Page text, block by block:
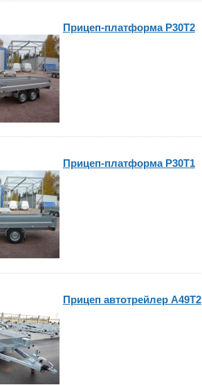
Прицеп-платформа P30T2
Прицеп-платформа P30T1
Прицеп автотрейлер A49T2